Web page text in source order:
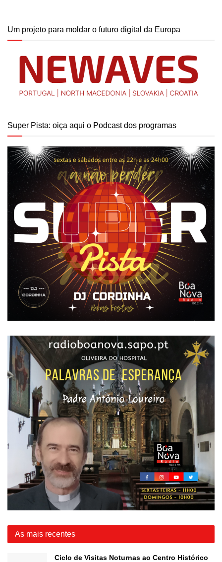
Um projeto para moldar o futuro digital da Europa
Super Pista: oiça aqui o Podcast dos programas
As mais recentes
Ciclo de Visitas Noturnas ao Centro Histórico